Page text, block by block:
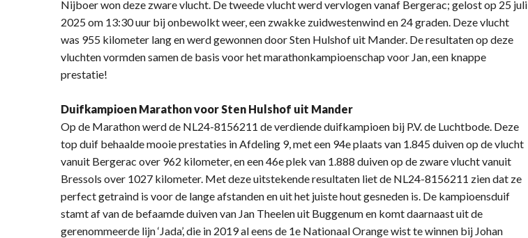
Nijboer won deze zware vlucht. De tweede vlucht werd vervlogen vanaf Bergerac; gelost op 25 juli
2025 om 13:30 uur bij onbewolkt weer, een zwakke zuidwestenwind en 24 graden. Deze vlucht
was 955 kilometer lang en werd gewonnen door Sten Hulshof uit Mander. De resultaten op deze
vluchten vormden samen de basis voor het marathonkampioenschap voor Jan, een knappe
prestatie!
Duifkampioen Marathon voor Sten Hulshof uit Mander
Op de Marathon werd de NL24-8156211 de verdiende duifkampioen bij P.V. de Luchtbode. Deze
top duif behaalde mooie prestaties in Afdeling 9, met een 94e plaats van 1.845 duiven op de vlucht
vanuit Bergerac over 962 kilometer, en een 46e plek van 1.888 duiven op de zware vlucht vanuit
Bressols over 1027 kilometer. Met deze uitstekende resultaten liet de NL24-8156211 zien dat ze
perfect getraind is voor de lange afstanden en uit het juiste hout gesneden is. De kampioensduif
stamt af van de befaamde duiven van Jan Theelen uit Buggenum en komt daarnaast uit de
gerenommeerde lijn ‘Jada’, die in 2019 al eens de 1e Nationaal Orange wist te winnen bij Johan